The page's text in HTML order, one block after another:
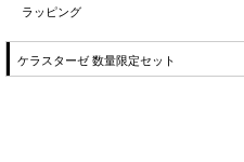
ラッピング
ケラスターゼ 数量限定セット